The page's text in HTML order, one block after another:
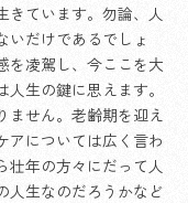
きています。勿論、人
いだけであるでしょ
を凌駕し、今ここを大
生の鍵に思えます。
ません。老齢期を迎え
アについては広く言わ
壮年の方々にだって人
人生なのだろうかなど